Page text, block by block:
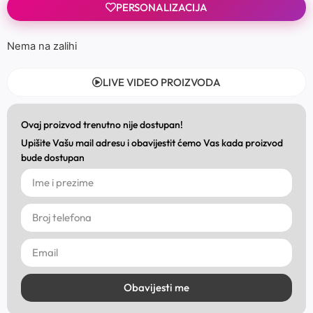
PERSONALIZACIJA
Nema na zalihi
LIVE VIDEO PROIZVODA
Ovaj proizvod trenutno nije dostupan!
Upišite Vašu mail adresu i obavijestit ćemo Vas kada proizvod
bude dostupan
Obavijesti me